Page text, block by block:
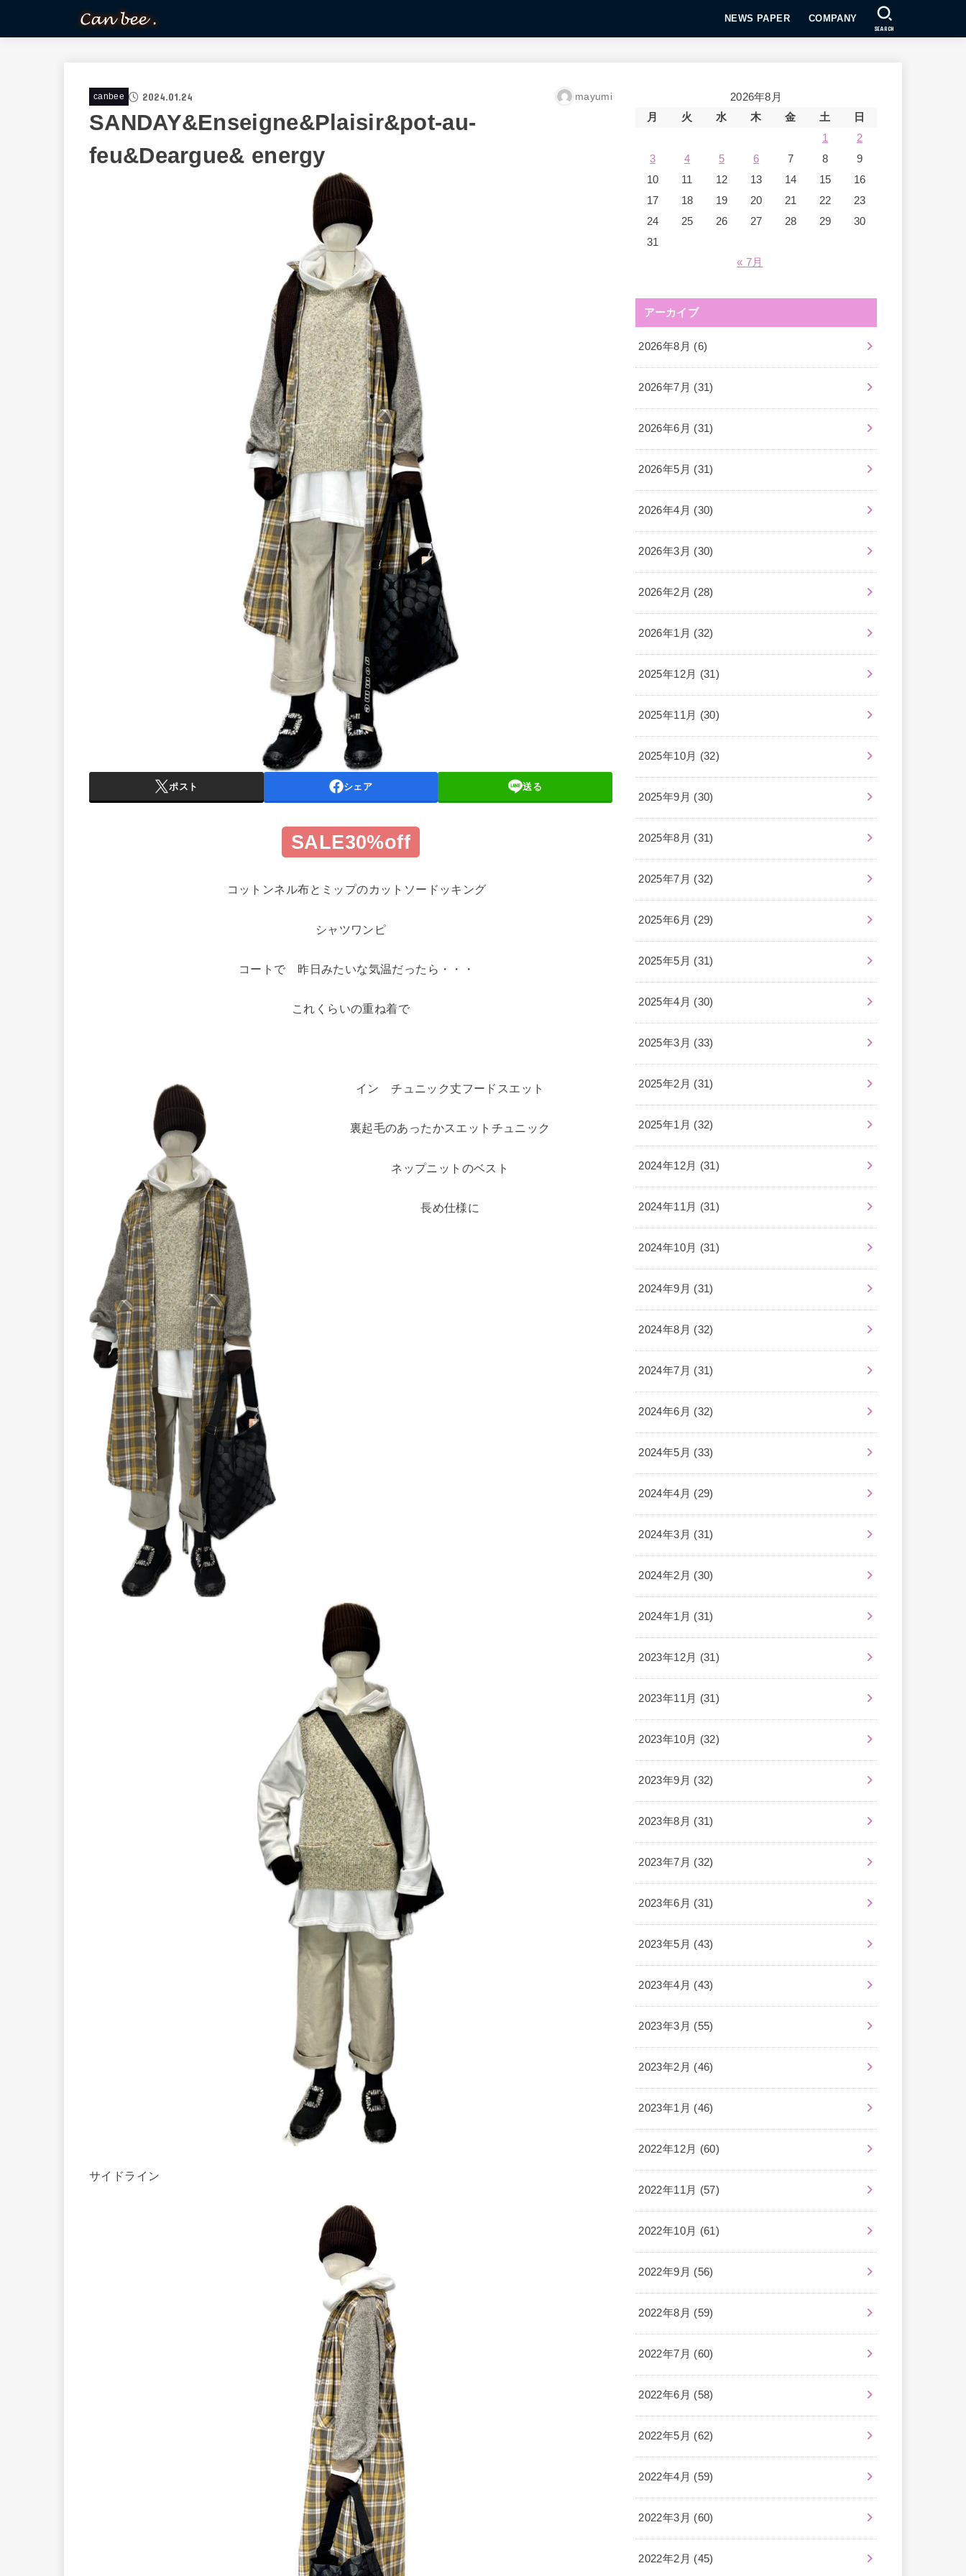
NEWS PAPER COMPANY
SEARCH
canbee 2024.01.24 mayumi
SANDAY&Enseigne&Plaisir&pot-au-
feu&Deargue& energy
ポスト シェア 送る
SALE30%off
コットンネル布とミップのカットソードッキング
シャツワンピ
コートで 昨日みたいな気温だったら・・・
これくらいの重ね着で
イン チュニック丈フードスエット
裏起毛のあったかスエットチュニック
ネップニットのベスト
長め仕様に
サイドライン
2026年8月
月
火 水 木 金 土
日
1
2
3
4 5 6 7 8
9
10
11 12 13 14 15
16
17
18 19 20 21 22
23
24
25 26 27 28 29
30
31
« 7月
アーカイブ
2026年8月 (6)
2026年7月 (31)
2026年6月 (31)
2026年5月 (31)
2026年4月 (30)
2026年3月 (30)
2026年2月 (28)
2026年1月 (32)
2025年12月 (31)
2025年11月 (30)
2025年10月 (32)
2025年9月 (30)
2025年8月 (31)
2025年7月 (32)
2025年6月 (29)
2025年5月 (31)
2025年4月 (30)
2025年3月 (33)
2025年2月 (31)
2025年1月 (32)
2024年12月 (31)
2024年11月 (31)
2024年10月 (31)
2024年9月 (31)
2024年8月 (32)
2024年7月 (31)
2024年6月 (32)
2024年5月 (33)
2024年4月 (29)
2024年3月 (31)
2024年2月 (30)
2024年1月 (31)
2023年12月 (31)
2023年11月 (31)
2023年10月 (32)
2023年9月 (32)
2023年8月 (31)
2023年7月 (32)
2023年6月 (31)
2023年5月 (43)
2023年4月 (43)
2023年3月 (55)
2023年2月 (46)
2023年1月 (46)
2022年12月 (60)
2022年11月 (57)
2022年10月 (61)
2022年9月 (56)
2022年8月 (59)
2022年7月 (60)
2022年6月 (58)
2022年5月 (62)
2022年4月 (59)
2022年3月 (60)
2022年2月 (45)